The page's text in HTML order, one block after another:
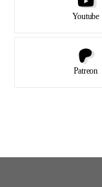
Youtube
Patreon